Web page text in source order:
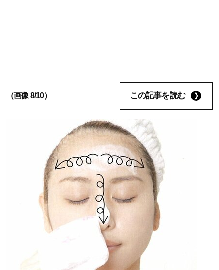
（画像 8/10） この記事を読む